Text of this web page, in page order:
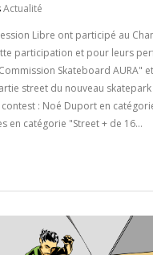
Actualité
Libre ont participé au
participation et pour leurs
Skateboard AURA"
street du nouveau
: Noé Duport en
en catégorie "Street + de 16…